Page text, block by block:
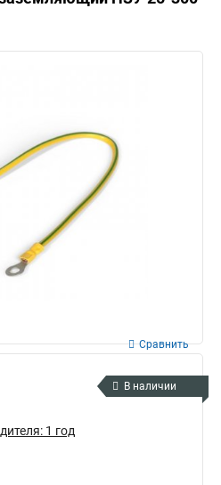
Сравнить
В наличии
1 год